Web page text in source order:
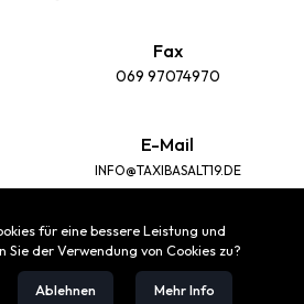
Fax
069 97074970
E-Mail
INFO@TAXIBASALT19.DE
Adresse
BASALTSTRASSE 19
60487 FRANKFURT
für eine bessere Leistung und
der Verwendung von Cookies zu?
Ablehnen Mehr Info